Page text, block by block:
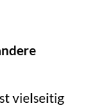
vielseitig